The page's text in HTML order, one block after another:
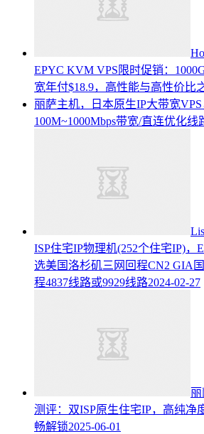
EPYC KVM VPS限时促销：
宽年付$18.9，高性能与高性价比
丽萨主机，日本原生IP大带宽VPS
100M~1000Mbps带宽/直连优化线
ISP住宅IP物理机(252个住宅IP)，
选美国洛杉矶三网回程CN2 GIA
程4837线路或9929线路2024-02-27
测评：双ISP原生住宅IP，高纯净
畅解锁2025-06-01